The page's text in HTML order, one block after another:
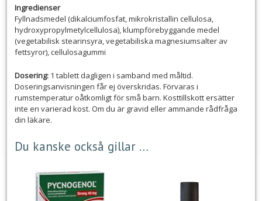
Ingredienser
Fyllnadsmedel (dikalciumfosfat, mikrokristallin cellulosa,
hydroxypropylmetylcellulosa), klumpförebyggande medel
(vegetabilisk stearinsyra, vegetabiliska magnesiumsalter av
fettsyror), cellulosagummi
Dosering:1 tablett dagligen i samband med måltid.
Doseringsanvisningen får ej överskridas. Förvaras i
rumstemperatur oåtkomligt för små barn. Kosttillskott ersätter
inte en varierad kost. Om du är gravid eller ammande rådfråga
din läkare.
Du kanske också gillar …